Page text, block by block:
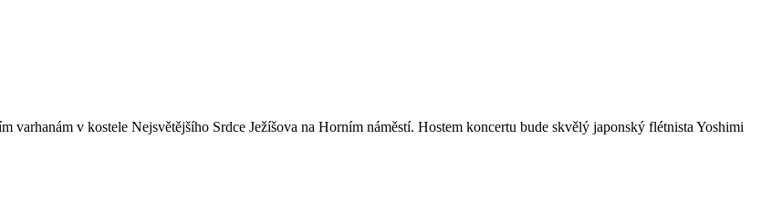
varhanám v kostele Nejsvětějšího Srdce Ježíšova na Horním náměstí. Hostem koncertu bude skvělý japonský flétnista Yoshimi